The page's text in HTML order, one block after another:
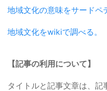
地域文化の意味をサードペ
地域文化をwikiで調べる。
【記事の利用について】
タイトルと記事文章は、記